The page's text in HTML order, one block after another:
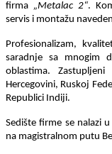
firma „Metalac 2“.
servis i montažu
Profesionalizam,
saradnje sa mnogim
oblastima.
Hercegovini, Ruskoj
Republici Indiji.
Sedište firme se nalazi
na magistralnom putu